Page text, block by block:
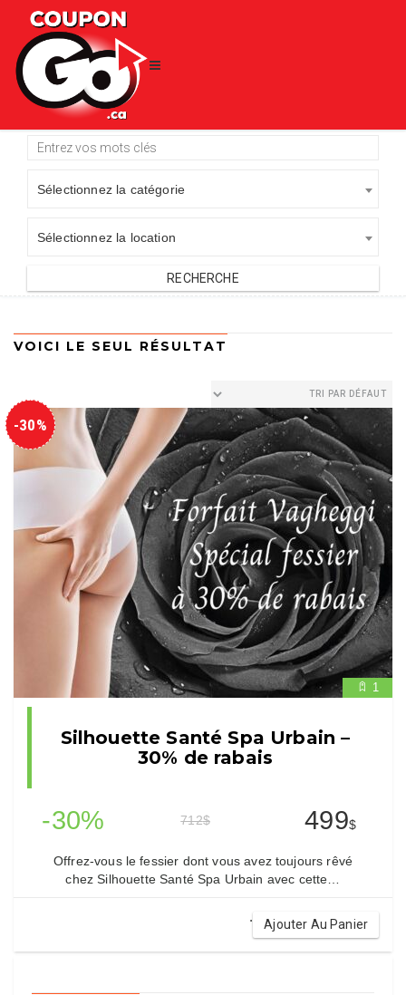
Sélectionnez la catégorie
Sélectionnez la location
VOICI LE SEUL RÉSULTAT
-30%
1
Silhouette Santé Spa Urbain –
30% de rabais
-30% 712$ 499$
Offrez-vous le fessier dont vous avez toujours rêvé
chez Silhouette Santé Spa Urbain avec cette…
. Ajouter Au Panier